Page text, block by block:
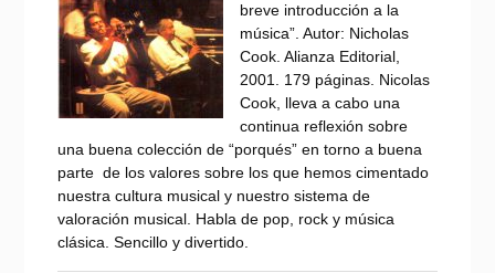
breve introducción a la
música”. Autor: Nicholas
Cook. Alianza Editorial,
2001. 179 páginas. Nicolas
Cook, lleva a cabo una
continua reflexión sobre
una buena colección de “porqués” en torno a buena
parte de los valores sobre los que hemos cimentado
nuestra cultura musical y nuestro sistema de
valoración musical. Habla de pop, rock y música
clásica. Sencillo y divertido.